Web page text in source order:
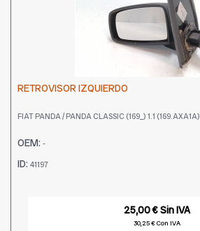
RETROVISOR IZQUIERDO
FIAT PANDA / PANDA CLASSIC (169_) 1.1 (169.AXA1A)
OEM: -
ID: 41197
25,00 € Sin IVA
30,25 € Con IVA